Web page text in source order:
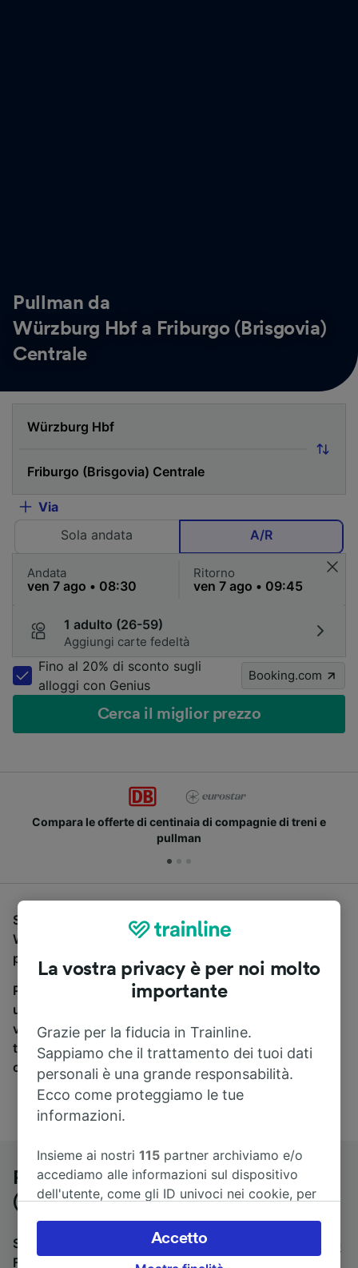
Pullman da
Würzburg Hbf a Friburgo (Brisgovia)
Centrale
Via
Sola andata
A/R
Andata Ritorno
1 adulto (26-59)
Aggiungi carte fedeltà
Fino al 20% di sconto sugli
alloggi con Genius
Booking.com
Cerca il miglior prezzo
Compara le offerte di centinaia di compagnie di treni e
pullman
Se stai cercando un pullman per viaggiare da
Würzburg Hbf a Friburgo (Brisgovia) Centrale, sei nel
posto giusto.
Per trovare i biglietti dei pullman, è sufficiente avviare
una ricerca in alto, e compareremo i tempi e i costi del
viaggio in treno e in pullman. Con Trainline puoi
trovare i biglietti per viaggiare con oltre 170
compagnie ferroviarie e dei pullman.
Pullman da Würzburg Hbf a Friburgo
(Brisgovia) Centrale
Stai cercando un viaggio di ritorno? Vai su
Friburgo (Brisgovia) Centrale a Würzburg Hbf
La vostra privacy è per noi molto
importante
Grazie per la fiducia in Trainline.
Sappiamo che il trattamento dei tuoi dati
personali è una grande responsabilità.
Ecco come proteggiamo le tue
informazioni.
Insieme ai nostri115 partner archiviamo e/o
accediamo alle informazioni sul dispositivo
dell'utente, come gli ID univoci nei cookie, per
accettare o gestire le proprie scelte facendo
clic di seguito, tra cui il proprio diritto di
Accetto